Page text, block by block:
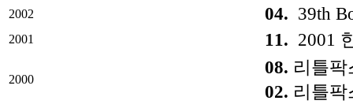
2002 04. 39th
2001 11. 2001
2000
08. 리틀팍
02. 리틀팍